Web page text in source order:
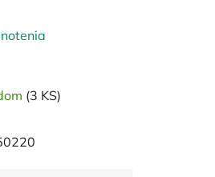
(3 KS)